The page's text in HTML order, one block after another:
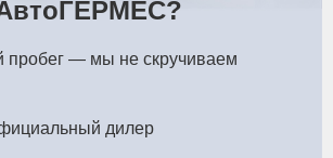
пробег — мы не скручиваем
дилер